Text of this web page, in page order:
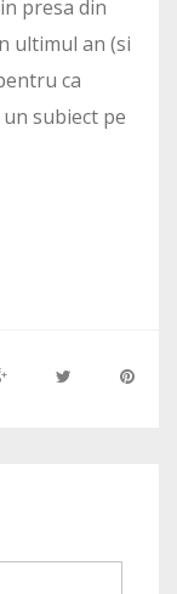
presa din
ultimul an (si
ca
subiect pe